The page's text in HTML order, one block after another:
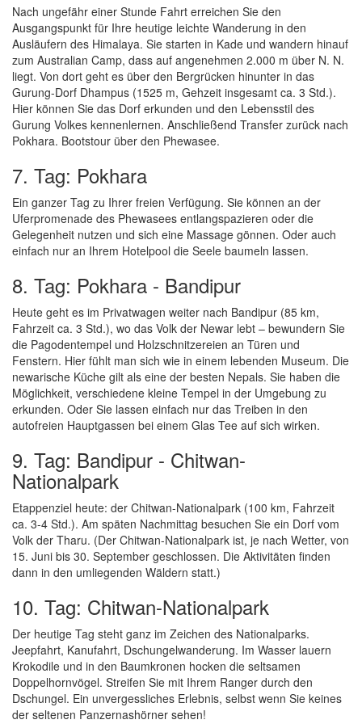
Nach ungefähr einer Stunde Fahrt erreichen Sie den
Ausgangspunkt für Ihre heutige leichte Wanderung in den
Ausläufern des Himalaya. Sie starten in Kade und wandern hinauf
zum Australian Camp, dass auf angenehmen 2.000 m über N. N.
liegt. Von dort geht es über den Bergrücken hinunter in das
Gurung-Dorf Dhampus (1525 m, Gehzeit insgesamt ca. 3 Std.).
Hier können Sie das Dorf erkunden und den Lebensstil des
Gurung Volkes kennenlernen. Anschließend Transfer zurück nach
Pokhara. Bootstour über den Phewasee.
7. Tag: Pokhara
Ein ganzer Tag zu Ihrer freien Verfügung. Sie können an der
Uferpromenade des Phewasees entlangspazieren oder die
Gelegenheit nutzen und sich eine Massage gönnen. Oder auch
einfach nur an Ihrem Hotelpool die Seele baumeln lassen.
8. Tag: Pokhara - Bandipur
Heute geht es im Privatwagen weiter nach Bandipur (85 km,
Fahrzeit ca. 3 Std.), wo das Volk der Newar lebt – bewundern Sie
die Pagodentempel und Holzschnitzereien an Türen und
Fenstern. Hier fühlt man sich wie in einem lebenden Museum. Die
newarische Küche gilt als eine der besten Nepals. Sie haben die
Möglichkeit, verschiedene kleine Tempel in der Umgebung zu
erkunden. Oder Sie lassen einfach nur das Treiben in den
autofreien Hauptgassen bei einem Glas Tee auf sich wirken.
9. Tag: Bandipur - Chitwan-
Nationalpark
Etappenziel heute: der Chitwan-Nationalpark (100 km, Fahrzeit
ca. 3-4 Std.). Am späten Nachmittag besuchen Sie ein Dorf vom
Volk der Tharu. (Der Chitwan-Nationalpark ist, je nach Wetter, von
15. Juni bis 30. September geschlossen. Die Aktivitäten finden
dann in den umliegenden Wäldern statt.)
10. Tag: Chitwan-Nationalpark
Der heutige Tag steht ganz im Zeichen des Nationalparks.
Jeepfahrt, Kanufahrt, Dschungelwanderung. Im Wasser lauern
Krokodile und in den Baumkronen hocken die seltsamen
Doppelhornvögel. Streifen Sie mit Ihrem Ranger durch den
Dschungel. Ein unvergessliches Erlebnis, selbst wenn Sie keines
der seltenen Panzernashörner sehen!